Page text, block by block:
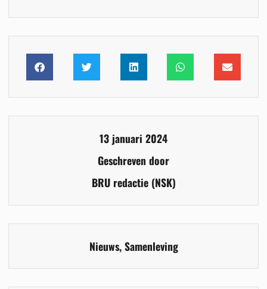
13 januari 2024
Geschreven door
BRU redactie (NSK)
Nieuws,Samenleving